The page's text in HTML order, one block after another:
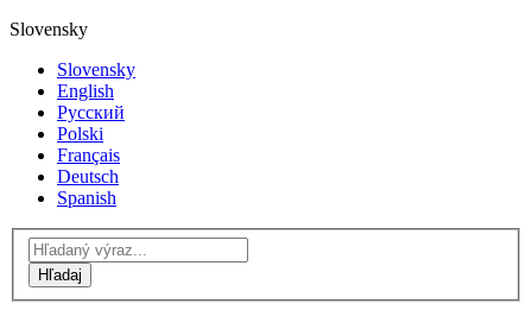
Slovensky
Slovensky
English
Русский
Polski
Français
Deutsch
Spanish